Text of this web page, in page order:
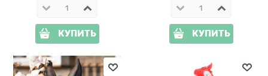
КУПИТЬ КУПИТЬ